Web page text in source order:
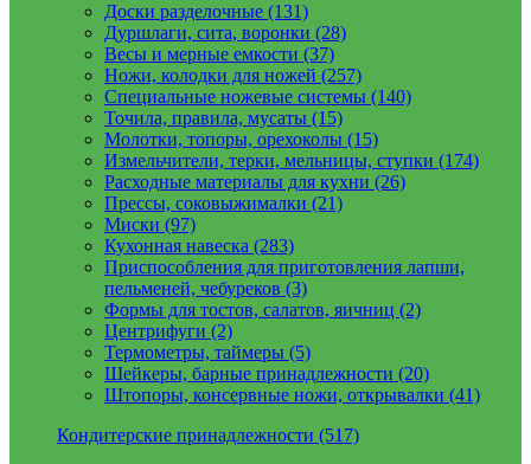
Доски разделочные (131)
Дуршлаги, сита, воронки (28)
Весы и мерные емкости (37)
Ножи, колодки для ножей (257)
Специальные ножевые системы (140)
Точила, правила, мусаты (15)
Молотки, топоры, орехоколы (15)
Измельчители, терки, мельницы, ступки (174)
Расходные материалы для кухни (26)
Прессы, соковыжималки (21)
Миски (97)
Кухонная навеска (283)
Приспособления для приготовления лапши,
пельменей, чебуреков (3)
Формы для тостов, салатов, яичниц (2)
Центрифуги (2)
Термометры, таймеры (5)
Шейкеры, барные принадлежности (20)
Штопоры, консервные ножи, открывалки (41)
Кондитерские принадлежности (517)